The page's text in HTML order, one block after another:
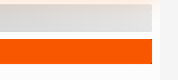
alerta para vendavais em
Sessão da Câmara é
BRASIL